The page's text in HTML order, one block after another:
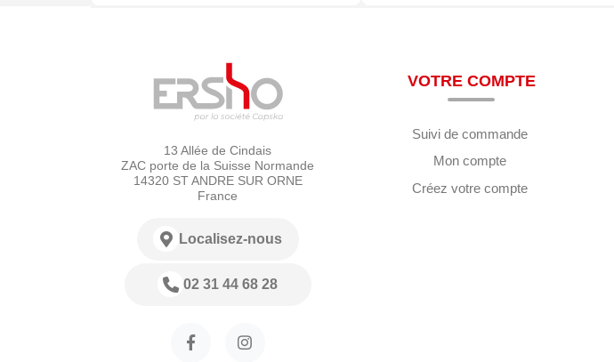
13 Allée de Cindais
ZAC porte de la Suisse Normande
14320 ST ANDRE SUR ORNE
France
Localisez-nous
02 31 44 68 28
VOTRE COMPTE
Suivi de commande
Mon compte
Créez votre compte